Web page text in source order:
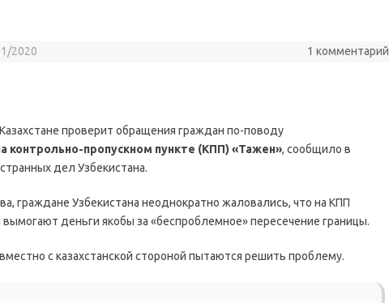
2020 1 комментарий
проверит обращения граждан по-поводу
контрольно-пропускном пункте (КПП) «Тажен», сообщило в
дел Узбекистана.
граждане Узбекистана неоднократно жаловались, что на КПП
деньги якобы за «беспроблемное» пересечение границы.
с казахстанской стороной пытаются решить проблему.